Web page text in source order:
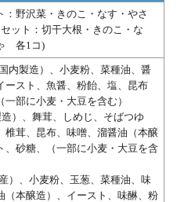
：野沢菜・きのこ・なす・やさ
ット：切干大根・きのこ・な
各1コ)
内製造）、小麦粉、菜種油、醤
ースト、魚醤、粉飴、塩、昆布
部に小麦・大豆を含む）
）、舞茸、しめじ、そばつゆ
椎茸、昆布、味噌、溜醤油（本醸
砂糖、（一部に小麦・大豆を含
）、小麦粉、玉葱、菜種油、味
（本醸造）、イースト、味醂、粉